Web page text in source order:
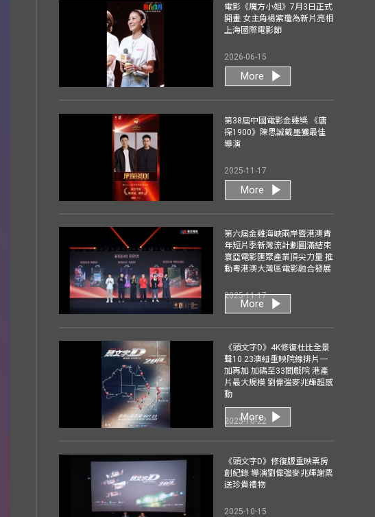
電影《魔方小姐》7月3日正式
開畫 女主角楊紫瓊為新片亮相
上海國際電影節
2026-06-15
More
第38屆中國電影金雞獎 《唐
探1900》陳思誠戴墨獲最佳
導演
2025-11-17
More
第六屆金雞海峽兩岸暨港澳青
年短片季新灣流計劃圓滿結束
寰亞電影匯聚產業頂尖力量 推
動粵港澳大灣區電影融合發展
2025-11-17
More
《頭文字D》4K修復杜比全景
聲10.23澳紐重映院線排片一
加再加 加碼至33間戲院 港產
片最大規模 劉偉強麥兆輝超感
動
2025-10-22
More
《頭文字D》修復版重映票房
創紀錄 導演劉偉強麥兆輝謝票
送珍貴禮物
2025-10-15